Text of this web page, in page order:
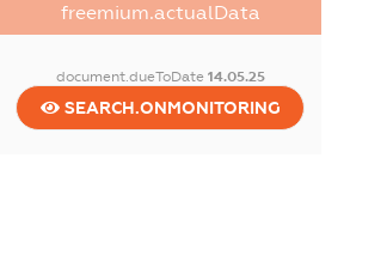
freemium.actualData
document.dueToDate 14.05.25
SEARCH.ONMONITORING